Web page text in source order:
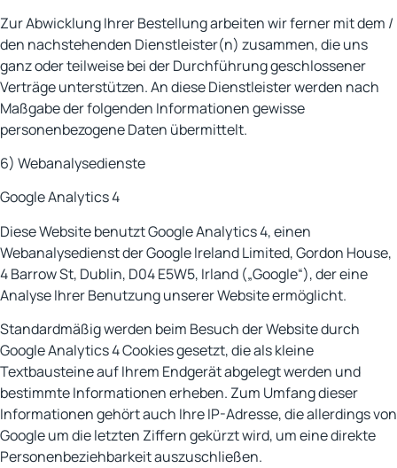
Zur Abwicklung Ihrer Bestellung arbeiten wir ferner mit dem /
den nachstehenden Dienstleister(n) zusammen, die uns
ganz oder teilweise bei der Durchführung geschlossener
Verträge unterstützen. An diese Dienstleister werden nach
Maßgabe der folgenden Informationen gewisse
personenbezogene Daten übermittelt.
6) Webanalysedienste
Google Analytics 4
Diese Website benutzt Google Analytics 4, einen
Webanalysedienst der Google Ireland Limited, Gordon House,
4 Barrow St, Dublin, D04 E5W5, Irland („Google“), der eine
Analyse Ihrer Benutzung unserer Website ermöglicht.
Standardmäßig werden beim Besuch der Website durch
Google Analytics 4 Cookies gesetzt, die als kleine
Textbausteine auf Ihrem Endgerät abgelegt werden und
bestimmte Informationen erheben. Zum Umfang dieser
Informationen gehört auch Ihre IP-Adresse, die allerdings von
Google um die letzten Ziffern gekürzt wird, um eine direkte
Personenbeziehbarkeit auszuschließen.